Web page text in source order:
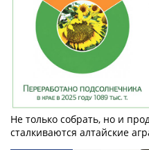
Не только собрать, но и
сталкиваются алтайские